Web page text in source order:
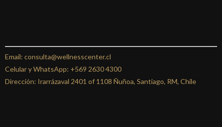
Email: consulta@wellnesscenter.cl
Celular y WhatsApp: +569 2630 4300
Dirección: Irarrázaval 2401 of 1108 Ñuñoa, Santiago, RM, Chile